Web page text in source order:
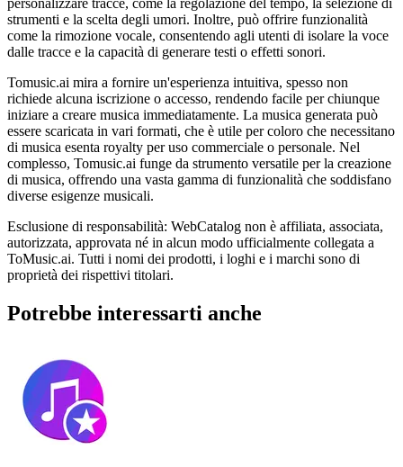
strumenti e la scelta degli umori. Inoltre, può offrire funzionalità
come la rimozione vocale, consentendo agli utenti di isolare la voce
dalle tracce e la capacità di generare testi o effetti sonori.
Tomusic.ai mira a fornire un'esperienza intuitiva, spesso non
richiede alcuna iscrizione o accesso, rendendo facile per chiunque
iniziare a creare musica immediatamente. La musica generata può
essere scaricata in vari formati, che è utile per coloro che necessitano
di musica esenta royalty per uso commerciale o personale. Nel
complesso, Tomusic.ai funge da strumento versatile per la creazione
di musica, offrendo una vasta gamma di funzionalità che soddisfano
diverse esigenze musicali.
Esclusione di responsabilità: WebCatalog non è affiliata, associata,
autorizzata, approvata né in alcun modo ufficialmente collegata a
ToMusic.ai. Tutti i nomi dei prodotti, i loghi e i marchi sono di
proprietà dei rispettivi titolari.
Potrebbe interessarti anche